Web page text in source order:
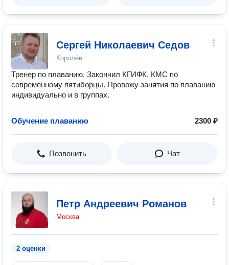
Сергей Николаевич Седов
Королёв
Тренер по плаванию. Закончил КГИФК. КМС по
современному пятиборцы. Провожу занятия по плаванию
индивидуально и в группах.
Обучение плаванию 2300 ₽
Позвонить Чат
Петр Андреевич Романов
Москва
2 оценки